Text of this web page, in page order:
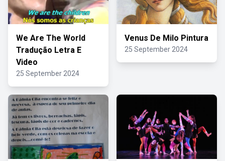
We Are The World
Tradução Letra E
Video
25 September 2024
Venus De Milo Pintura
25 September 2024